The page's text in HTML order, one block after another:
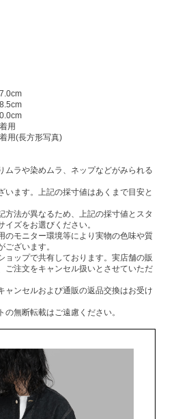
用
用(長方形写真)
ムラや染めムラ、ネップなどがみられる
います。上記の採寸値はあくまで目安と
方法が異なるため、上記の採寸値とスタ
ズをお選びください。
のモニター環境等により実物の色味や質
ざいます。
ョップで共有しております。実店舗の販
ご注文をキャンセル扱いとさせていただ
ャンセルおよび通販の返品交換はお受け
の無断転載はご遠慮ください。